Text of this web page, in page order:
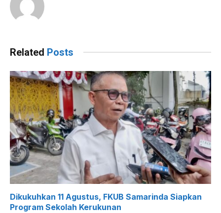
Related Posts
Dikukuhkan 11 Agustus, FKUB Samarinda Siapkan
Program Sekolah Kerukunan